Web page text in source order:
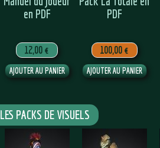
en PDF
12,00 €
PDF
100,00 €
LES PACKS DE VISUELS